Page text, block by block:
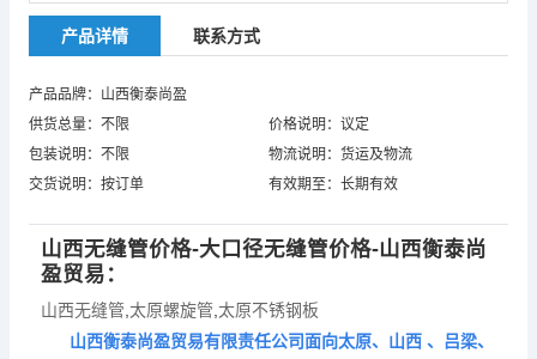
产品详情 联系方式
产品品牌：山西衡泰尚盈
供货总量：不限
价格说明：议定
包装说明：不限
物流说明：货运及物流
交货说明：按订单
有效期至：长期有效
山西无缝管价格-大口径无缝管价格-山西衡泰尚
盈贸易：
山西无缝管 太原螺旋管 太原不锈钢板
山西衡泰尚盈贸易有限责任公司面向太原、山西 、吕梁、